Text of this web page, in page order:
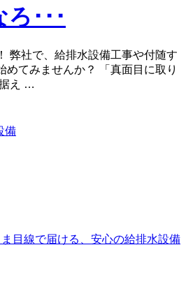
･･･
弊社で、給排水設備工事や付随す
めてみませんか？ 「真面目に取り
え …
備
目線で届ける、安心の給排水設備